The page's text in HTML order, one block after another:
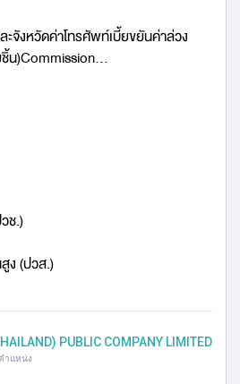
จังหวัดค่าโทรศัพท์เบี้ยขยันค่าล่วง
ชิ้น)Commission...
ช.)
ง (ปวส.)
PUBLIC COMPANY LIMITED
ำแหน่ง